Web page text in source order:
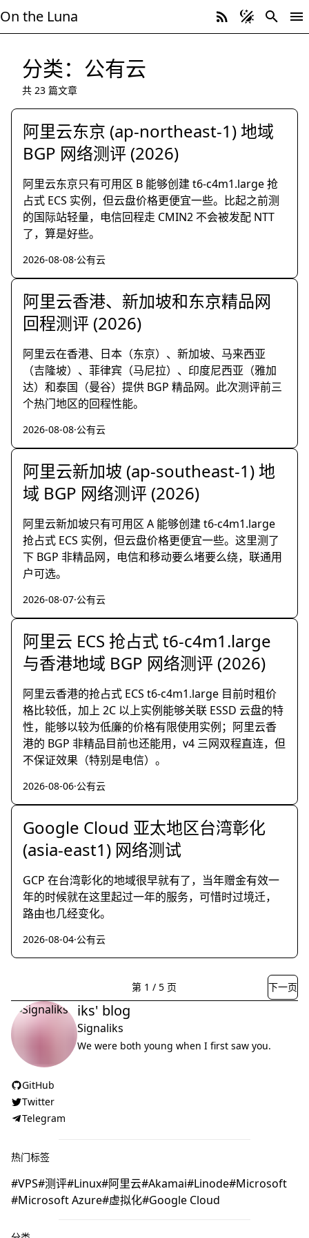
On the Luna
分类：公有云
共 23 篇文章
阿里云东京 (ap-northeast-1) 地域
BGP 网络测评 (2026)
阿里云东京只有可用区 B 能够创建 t6-c4m1.large 抢
占式 ECS 实例，但云盘价格更便宜一些。比起之前测
的国际站轻量，电信回程走 CMIN2 不会被发配 NTT
了，算是好些。
2026-08-08·公有云
阿里云香港、新加坡和东京精品网
回程测评 (2026)
阿里云在香港、日本（东京）、新加坡、马来西亚
（吉隆坡）、菲律宾（马尼拉）、印度尼西亚（雅加
达）和泰国（曼谷）提供 BGP 精品网。此次测评前三
个热门地区的回程性能。
2026-08-08·公有云
阿里云新加坡 (ap-southeast-1) 地
域 BGP 网络测评 (2026)
阿里云新加坡只有可用区 A 能够创建 t6-c4m1.large
抢占式 ECS 实例，但云盘价格更便宜一些。这里测了
下 BGP 非精品网，电信和移动要么堵要么绕，联通用
户可选。
2026-08-07·公有云
阿里云 ECS 抢占式 t6-c4m1.large
与香港地域 BGP 网络测评 (2026)
阿里云香港的抢占式 ECS t6-c4m1.large 目前时租价
格比较低，加上 2C 以上实例能够关联 ESSD 云盘的特
性，能够以较为低廉的价格有限使用实例；阿里云香
港的 BGP 非精品目前也还能用，v4 三网双程直连，但
不保证效果（特别是电信）。
2026-08-06·公有云
Google Cloud 亚太地区台湾彰化
(asia-east1) 网络测试
GCP 在台湾彰化的地域很早就有了，当年赠金有效一
年的时候就在这里起过一年的服务，可惜时过境迁，
路由也几经变化。
2026-08-04·公有云
第 1 /5 页 下一页
iks' blog
Signaliks
We were both young when I first saw you.
GitHub
Twitter
Telegram
热门标签
VPS 测评 Linux 阿里云 Akamai Linode Microsoft
Microsoft Azure 虚拟化 Google Cloud